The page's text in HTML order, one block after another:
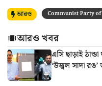
আরও Communist Party
আরও খবর
এসি ছাড়াই
‘উজ্বল সাদা